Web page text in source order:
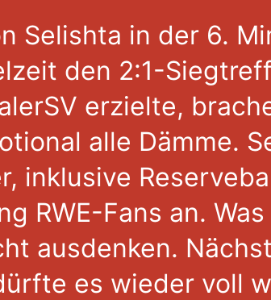
Selishta in der 6.
den 2:1-
erzielte,
alle Dämme.
inklusive
RWE-Fans an.
ausdenken.
es wieder voll